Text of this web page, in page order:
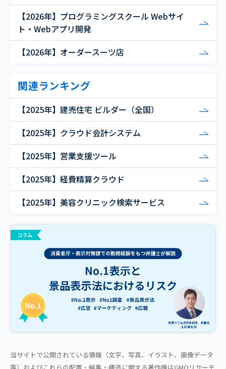
【2026年】プログラミングスクール Webサイ
ト・Webアプリ開発
【2026年】オーダースーツ店
関連ランキング
【2025年】建売住宅 ビルダー（全国）
【2025年】クラウド会計システム
【2025年】営業支援ツール
【2025年】経費精算クラウド
【2025年】美容クリニック検索サービス
当サイトで公開されている情報（文字、写真、イラスト、画像データ